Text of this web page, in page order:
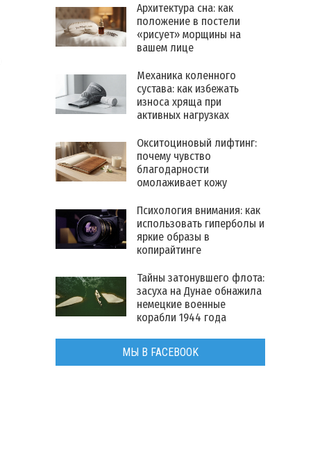
Архитектура сна: как
положение в постели
«рисует» морщины на
вашем лице
Механика коленного
сустава: как избежать
износа хряща при
активных нагрузках
Окситоциновый лифтинг:
почему чувство
благодарности
омолаживает кожу
Психология внимания: как
использовать гиперболы и
яркие образы в
копирайтинге
Тайны затонувшего флота:
засуха на Дунае обнажила
немецкие военные
корабли 1944 года
МЫ В FACEBOOK